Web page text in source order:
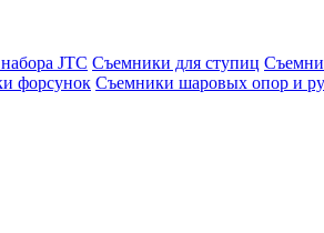
JTC Съемники для ступиц
форсунок Съемники шаровых опор и